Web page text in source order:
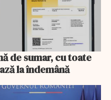
de sumar, cu toate
la îndemână